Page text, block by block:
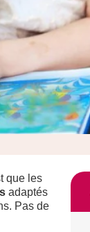
que les
adaptés
Pas de